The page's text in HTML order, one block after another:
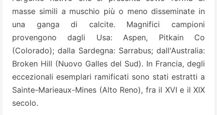
masse simili a muschio più o meno disseminate in
una ganga di calcite. Magnifici campioni
provengono dagli Usa: Aspen, Pitkain Co
(Colorado); dalla Sardegna: Sarrabus; dall'Australia:
Broken Hill (Nuovo Galles del Sud). In Francia, degli
eccezionali esemplari ramificati sono stati estratti a
Sainte-Marieaux-Mines (Alto Reno), fra il XVI e il XIX
secolo.